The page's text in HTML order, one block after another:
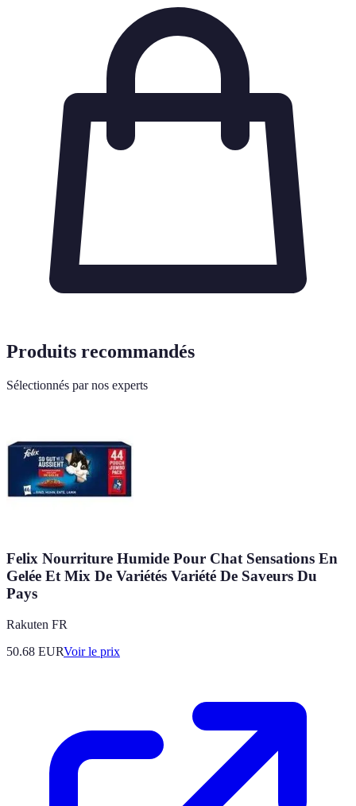
Produits recommandés
Sélectionnés par nos experts
Felix Nourriture Humide Pour Chat Sensations En
Gelée Et Mix De Variétés Variété De Saveurs Du
Pays
Rakuten FR
50.68 EURVoir le prix